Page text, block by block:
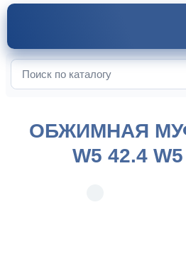
Искать:
Главная
ОБЖИМНАЯ
W5 42.4